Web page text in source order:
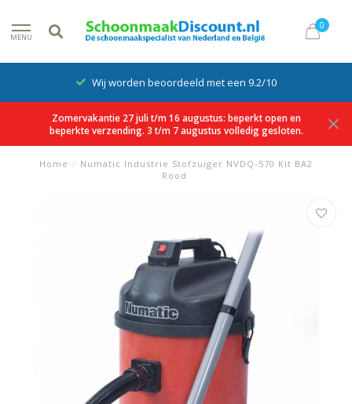
MENU
0
Wij worden beoordeeld met een 9.2/10
Zomervakantie 27 juli t/m 16 augustus: beperkt open en
beperkte verzending. 3 t/m 7 augustus volledig gesloten.
Home / Numatic Industrie Stofzuiger NVDQ-570 Kit BA2
Rood